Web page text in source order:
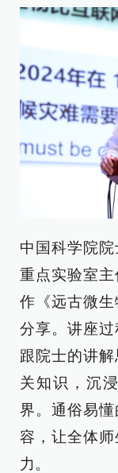
中国科学院
重点实验室
作《远古微
分享。讲座
跟院士的讲
关知识，沉
界。通俗易
容，让全体
力。